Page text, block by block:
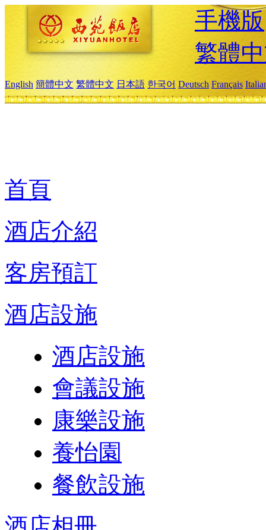
手機版
繁體
English 簡體中文 繁體中文 日本語 한국어 Deutsch Français
首頁
酒店介紹
客房預訂
酒店設施
酒店設施
會議設施
康樂設施
養怡園
餐飲設施